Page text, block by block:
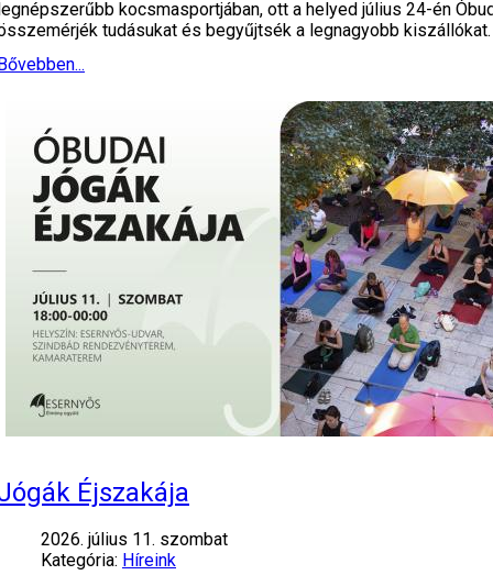
kocsmasportjában, ott a helyed július 24-én
tudásukat és begyűjtsék a legnagyobb
Éjszakája
2026. július 11. szombat
Kategória: Híreink